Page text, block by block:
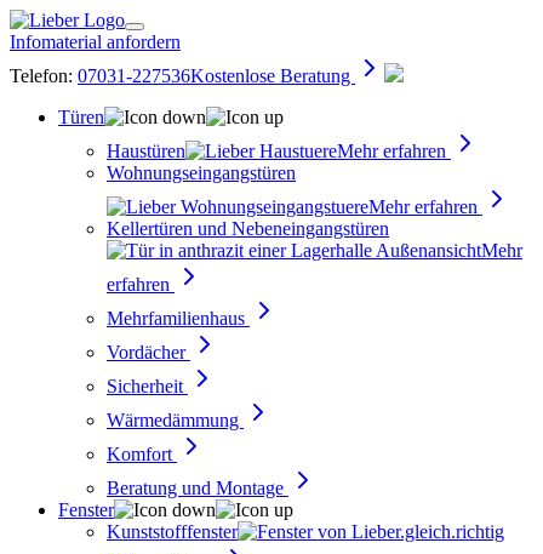
Infomaterial anfordern
Telefon: 07031-227536Kostenlose Beratung
Türen
Haustüren
Mehr erfahren
Wohnungseingangs­türen
Mehr erfahren
Kellertüren und Nebeneingangstüren
Mehr
erfahren
Mehrfamilienhaus
Vordächer
Sicherheit
Wärmedämmung
Komfort
Beratung und Montage
Fenster
Kunststofffenster